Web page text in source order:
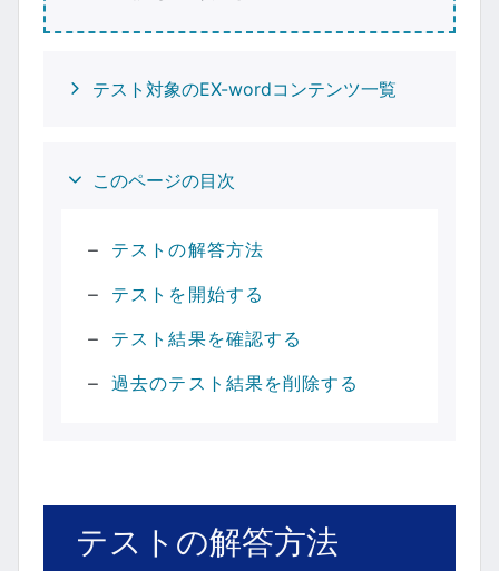
テスト対象のEX-wordコンテンツ一覧
このページの目次
テストの解答方法
テストを開始する
テスト結果を確認する
過去のテスト結果を削除する
テストの解答方法